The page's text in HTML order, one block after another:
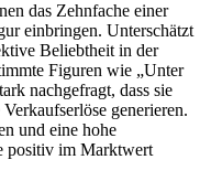
das Zehnfache einer
einbringen. Unterschätzt
Beliebtheit in der
Figuren wie „Unter
nachgefragt, dass sie
generieren.
und eine hohe
positiv im Marktwert